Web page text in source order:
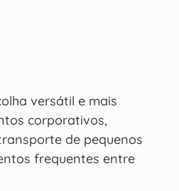
versátil e mais
corporativos,
de pequenos
frequentes entre